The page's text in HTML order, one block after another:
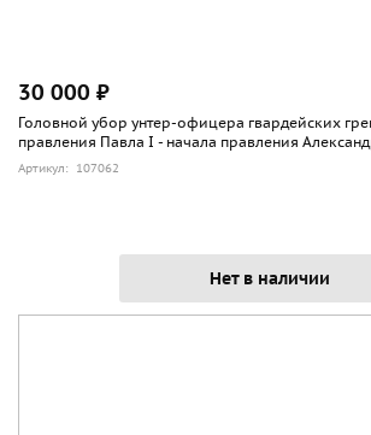
30 000 ₽
Головной убор унтер-офицера гвардейских
правления Павла I - начала правления
Артикул: 107062
Нет в наличии